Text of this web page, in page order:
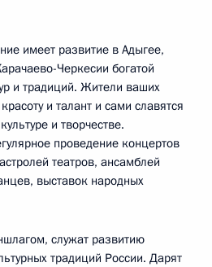
имеет развитие в Адыгее,
Черкесии богатой
и традиций. Жители ваших
и талант и сами славятся
и творчестве.
проведение концертов
театров, ансамблей
выставок народных
служат развитию
традиций России. Дарят